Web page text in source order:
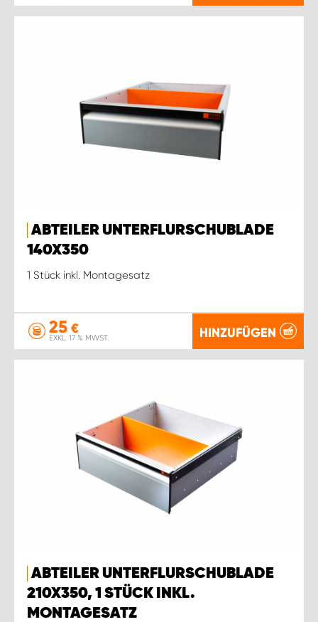
ABTEILER UNTERFLURSCHUBLADE
140X350
1 Stück inkl. Montagesatz
25 €
EXKL. 17 % MWST. HINZUFÜGEN
ABTEILER UNTERFLURSCHUBLADE
210X350, 1 STÜCK INKL.
MONTAGESATZ